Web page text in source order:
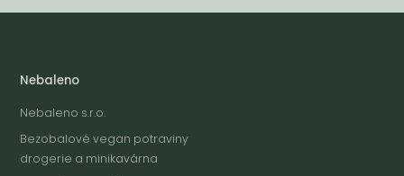
Nebaleno
Nebaleno s.r.o.
Bezobalové vegan potraviny
drogerie a minikavárna